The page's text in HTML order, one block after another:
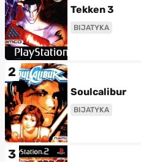
Tekken 3
BIJATYKA
2
Soulcalibur
BIJATYKA
3